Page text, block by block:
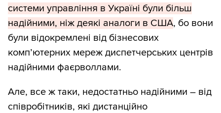
системи управління в Україні були більш
надійними, ніж деякі аналоги в США, бо вони
були відокремлені від бізнесових
комп’ютерних мереж диспетчерських центрів
надійними фаєрволлами.
Але, все ж таки, недостатньо надійними – від
співробітників, які дистанційно